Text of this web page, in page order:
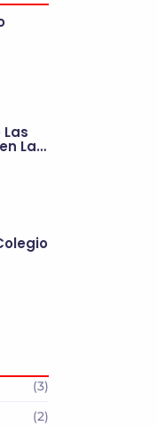
La…
(3)
(2)